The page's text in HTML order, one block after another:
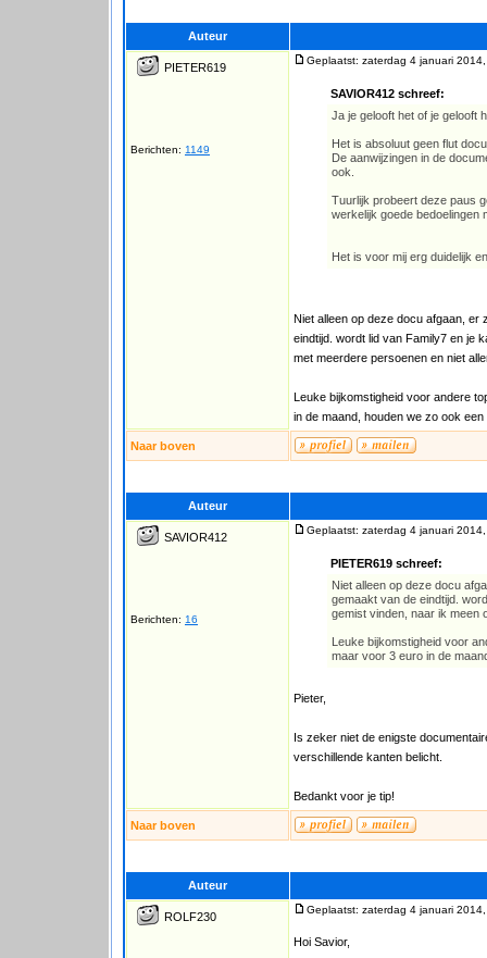
Auteur
PIETER619
Berichten: 1149
Geplaatst: zaterdag 4 januari
SAVIOR412 schreef:
Ja je gelooft het of je gelooft
Het is absoluut geen flut
De aanwijzingen in de
ook.
Tuurlijk probeert deze paus
werkelijk goede bedoelingen
Het is voor mij erg duidelijk
Niet alleen op deze docu afgaan, er
eindtijd. wordt lid van Family7 en je
met meerdere persoenen en niet
Leuke bijkomstigheid voor andere
in de maand, houden we zo ook
Naar boven
Auteur
SAVIOR412
Berichten: 16
Geplaatst: zaterdag 4 januari
PIETER619 schreef:
Niet alleen op deze docu
gemaakt van de eindtijd.
gemist vinden, naar ik meen
Leuke bijkomstigheid voor
maar voor 3 euro in de
Pieter,
Is zeker niet de enigste
verschillende kanten belicht.
Bedankt voor je tip!
Naar boven
Auteur
ROLF230
Geplaatst: zaterdag 4 januari
Hoi Savior,